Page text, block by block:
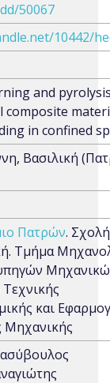
50067
10442/
and
composite
in confined
Βασιλική
Πατρών. Σχολή
Τμήμα
και
Μηχανικής